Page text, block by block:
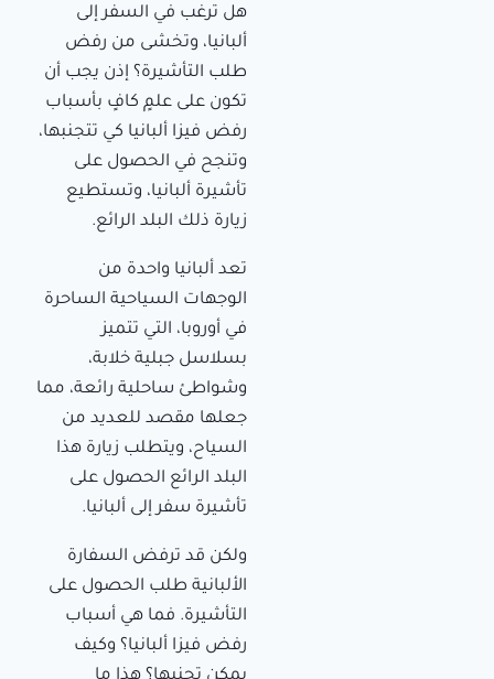
هل ترغب في السفر إلى
ألبانيا، وتخشى من رفض
طلب التأشيرة؟ إذن يجب أن
تكون على علمٍ كافٍ بأسباب
رفض فيزا ألبانيا كي تتجنبها،
وتنجح في الحصول على
تأشيرة ألبانيا، وتستطيع
زيارة ذلك البلد الرائع.
تعد ألبانيا واحدة من
الوجهات السياحية الساحرة
في أوروبا، التي تتميز
بسلاسل جبلية خلابة،
وشواطئ ساحلية رائعة، مما
جعلها مقصد للعديد من
السياح، ويتطلب زيارة هذا
البلد الرائع الحصول على
تأشيرة سفر إلى ألبانيا.
ولكن قد ترفض السفارة
الألبانية طلب الحصول على
التأشيرة. فما هي أسباب
رفض فيزا ألبانيا؟ وكيف